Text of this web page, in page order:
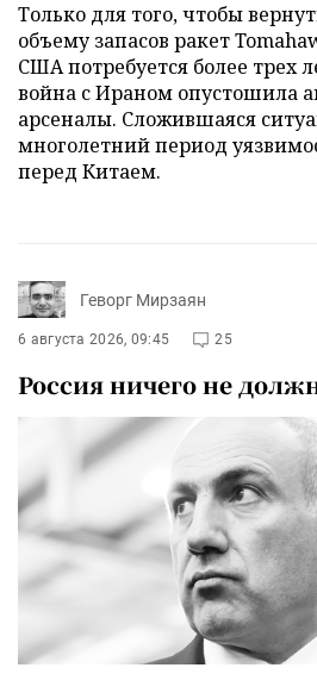
Только для того, чтобы
объему запасов ракет
США потребуется более трех
война с Ираном опустошила
арсеналы. Сложившаяся
многолетний период
перед Китаем.
Геворг Мирзаян
6 августа 2026, 09:45 25
Россия ничего не